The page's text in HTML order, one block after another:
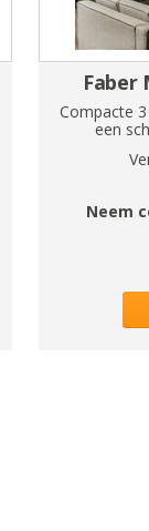
Faber
Compacte
een
Neem